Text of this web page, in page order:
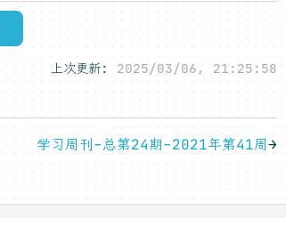
上次更新: 2025/03/06, 21:25:58
学习周刊-总第24期-2021年第41周→